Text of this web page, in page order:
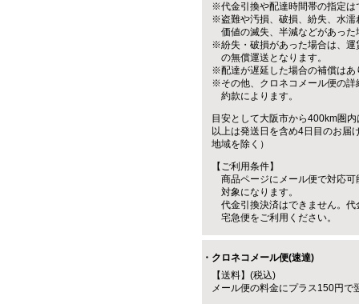
※代金引換や配達時間帯の指定は
※盗難や汚損、破損、紛失、水濡
価値の滅失、半減などがあった
※紛失・破損があった場合は、運
の無償運送となります。
※配達が遅延した場合の補償はあ
※その他、クロネコメール便の詳
約款によります。
目安として大阪市から400km圏
以上は発送日を含め4日目のお届
地域を除く）
【ご利用条件】
商品ページにメール便で対応可
対象になります。
代金引換決済はできません。代
宅急便をご利用ください。
・クロネコメール便(速達)
【送料】(税込)
メール便の料金にプラス150円で